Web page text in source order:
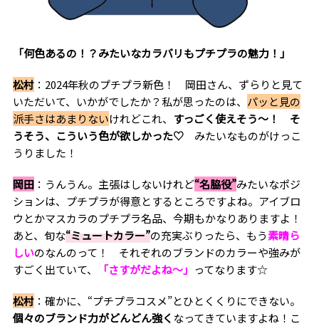
「何色あるの！？みたいなカラバリもプチプラの魅力！」
松村：2024年秋のプチプラ新色！ 岡田さん、ずらりと見て
いただいて、いかがでしたか？私が思ったのは、 パッと見の
派手さはあまりないけれどこれ、 すっごく使えそう～！
そ
うそう、こういう色が欲しかった♡みたいなものがけっこ
うりました！
岡田：うんうん。主張はしないけれど“名脇役”みたいなポジ
ションは、プチプラが得意とするところですよね。アイブロ
ウとかマスカラのプチプラ名品、今期もかなりありますよ！
あと、旬な“ミュートカラー”の充実ぶりったら、もう素晴ら
しいのなんのって！ それぞれのブランドのカラーや強みが
すごく出ていて、
「さすがだよね～」 ってなります☆
松村：確かに、“プチプラコスメ”とひとくくりにできない。
個々のブランド力がどんどん強く なってきていますよね！こ